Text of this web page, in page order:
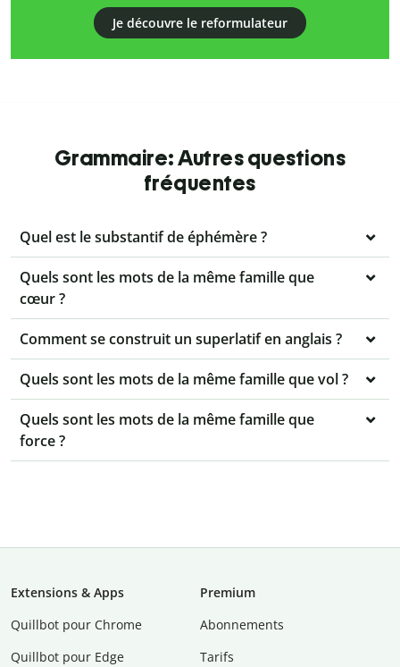
Je découvre le reformulateur
Grammaire: Autres questions
fréquentes
Quel est le substantif de éphémère ?
Quels sont les mots de la même famille que
cœur ?
Comment se construit un superlatif en anglais ?
Quels sont les mots de la même famille que vol ?
Quels sont les mots de la même famille que
force ?
Extensions & Apps
Quillbot pour Chrome
Quillbot pour Edge
Premium
Abonnements
Tarifs